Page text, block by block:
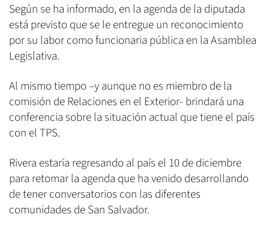
Según se ha informado, en la agenda de la diputada
está previsto que se le entregue un reconocimiento
por su labor como funcionaria pública en la Asamblea
Legislativa.
Al mismo tiempo –y aunque no es miembro de la
comisión de Relaciones en el Exterior- brindará una
conferencia sobre la situación actual que tiene el país
con el TPS.
Rivera estaría regresando al país el 10 de diciembre
para retomar la agenda que ha venido desarrollando
de tener conversatorios con las diferentes
comunidades de San Salvador.